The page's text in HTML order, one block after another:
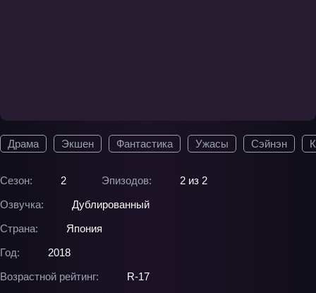
Драма Экшен Фантастика Ужасы Сэйнэн
Сезон: 2 Эпизодов:
2 из 2
Озвучка:
Дублированный
Страна:
Япония
Год:
2018
Возрастной рейтинг:
R-17